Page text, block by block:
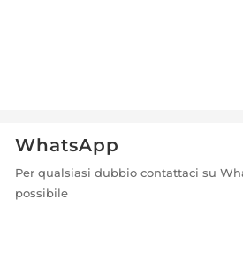
WhatsApp
Per qualsiasi dubbio contattaci su
possibile